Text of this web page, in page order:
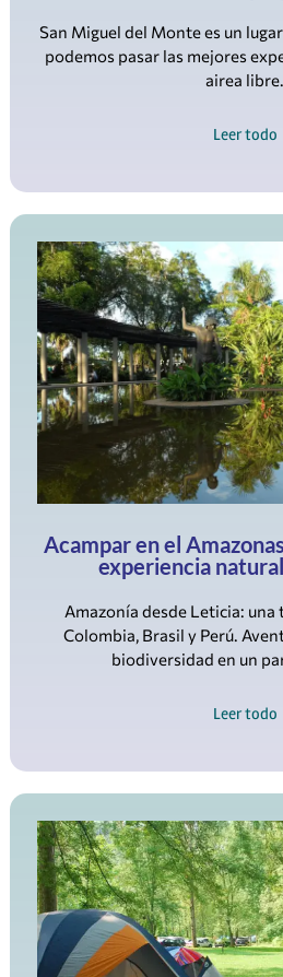
Leer todo
Acampar en el
experiencia
Amazonía desde Leticia: una
Colombia, Brasil y Perú.
Leer todo